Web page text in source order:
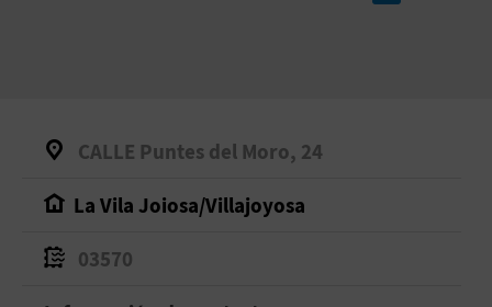
CALLE Puntes del Moro, 24
La Vila Joiosa/Villajoyosa
03570